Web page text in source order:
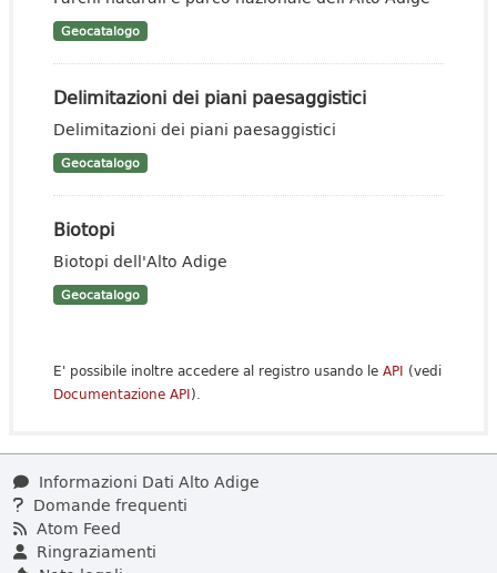
Geocatalogo
Delimitazioni dei piani paesaggistici
Delimitazioni dei piani paesaggistici
Geocatalogo
Biotopi
Biotopi dell'Alto Adige
Geocatalogo
E' possibile inoltre accedere al registro usando le API (vedi
Documentazione API).
Informazioni Dati Alto Adige
Domande frequenti
Atom Feed
Ringraziamenti